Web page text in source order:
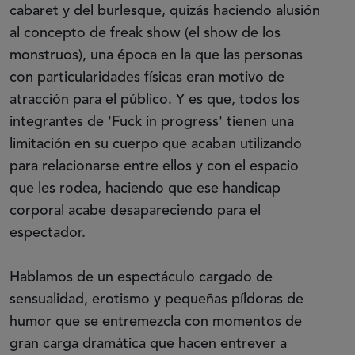
cabaret y del burlesque, quizás haciendo alusión
al concepto de freak show (el show de los
monstruos), una época en la que las personas
con particularidades físicas eran motivo de
atracción para el público. Y es que, todos los
integrantes de 'Fuck in progress' tienen una
limitación en su cuerpo que acaban utilizando
para relacionarse entre ellos y con el espacio
que les rodea, haciendo que ese handicap
corporal acabe desapareciendo para el
espectador.
Hablamos de un espectáculo cargado de
sensualidad, erotismo y pequeñas píldoras de
humor que se entremezcla con momentos de
gran carga dramática que hacen entrever a